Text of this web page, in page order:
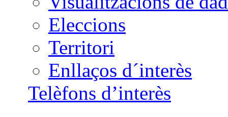
Eleccions
Territori
Enllaços d´interès
Telèfons d’interès